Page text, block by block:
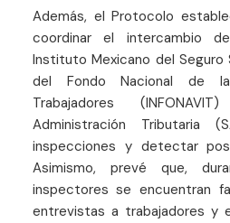
Además, el Protocolo
coordinar el intercambio
Instituto Mexicano del Seguro
del Fondo Nacional de
Trabajadores
Administración Tributaria
inspecciones y detectar
Asimismo, prevé que,
inspectores se encuentran
entrevistas a trabajadores y